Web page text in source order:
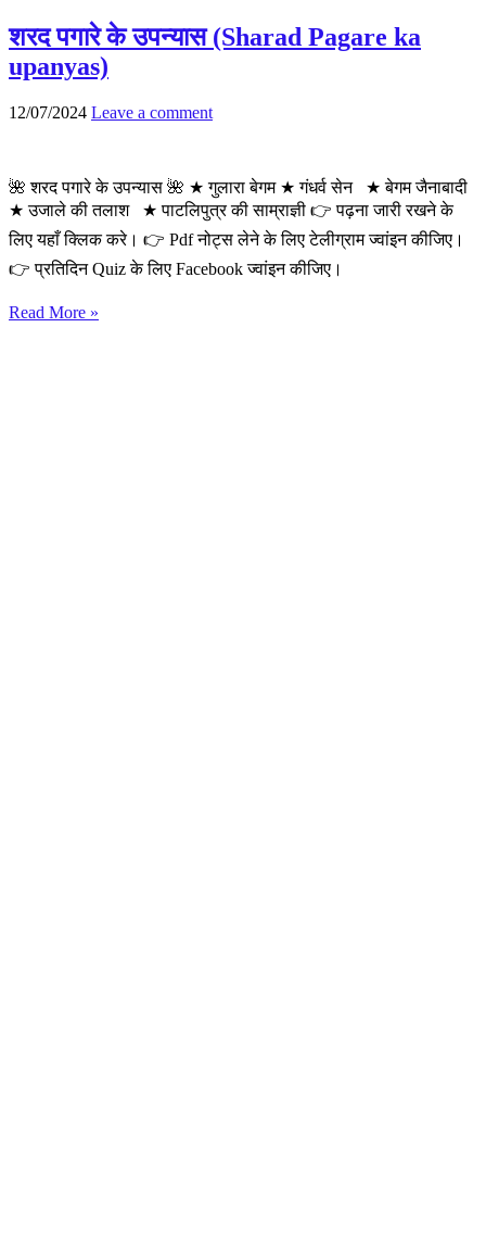
शरद पगारे के उपन्यास (Sharad Pagare ka
upanyas)
12/07/2024 Leave a comment
🌺 शरद पगारे के उपन्यास 🌺 ★ गुलारा बेगम ★ गंधर्व सेन ★ बेगम जैनाबादी
★ उजाले की तलाश ★ पाटलिपुत्र की साम्राज्ञी 👉 पढ़ना जारी रखने के
लिए यहाँ क्लिक करे। 👉 Pdf नोट्स लेने के लिए टेलीग्राम ज्वांइन कीजिए।
👉 प्रतिदिन Quiz के लिए Facebook ज्वांइन कीजिए।
Read More »